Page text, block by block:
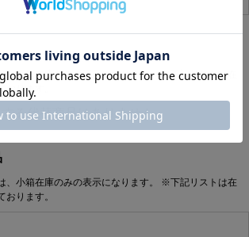
、小箱在庫のみの表示になります。 ※下記リストは在
おります。
する代替商品はありません。
、小箱在庫のみの表示になります。 ※下記リストは在
おります。